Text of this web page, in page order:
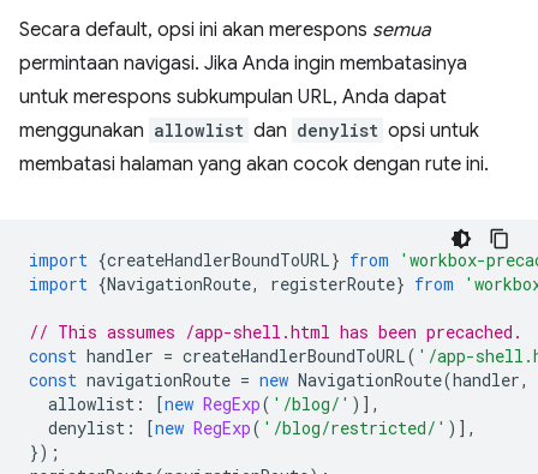
Secara default, opsi ini akan merespons semua
permintaan navigasi. Jika Anda ingin membatasinya
untuk merespons subkumpulan URL, Anda dapat
menggunakan allowlist dan denylist opsi untuk
membatasi halaman yang akan cocok dengan rute ini.
import {createHandlerBoundToURL} from
'workbox-
import {NavigationRoute, registerRoute} from
// This assumes /app-shell.html has been precached.
const handler = createHandlerBoundToURL( '/app-
const navigationRoute = new NavigationRoute(handler,
allowlist : [new RegExp( '/blog/' )],
denylist : [new RegExp( '/blog/restricted/' )],
});